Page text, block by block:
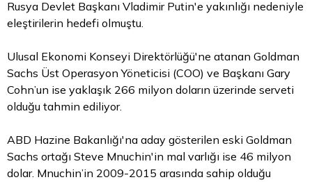
Rusya Devlet Başkanı Vladimir Putin'e yakınlığı nedeniyle
eleştirilerin hedefi olmuştu.
Ulusal Ekonomi Konseyi Direktörlüğü'ne atanan Goldman
Sachs Üst Operasyon Yöneticisi (COO) ve Başkanı Gary
Cohn’un ise yaklaşık 266 milyon doların üzerinde serveti
olduğu tahmin ediliyor.
ABD Hazine Bakanlığı'na aday gösterilen eski Goldman
Sachs ortağı Steve Mnuchin'in mal varlığı ise 46 milyon
dolar. Mnuchin’in 2009-2015 arasında sahip olduğu